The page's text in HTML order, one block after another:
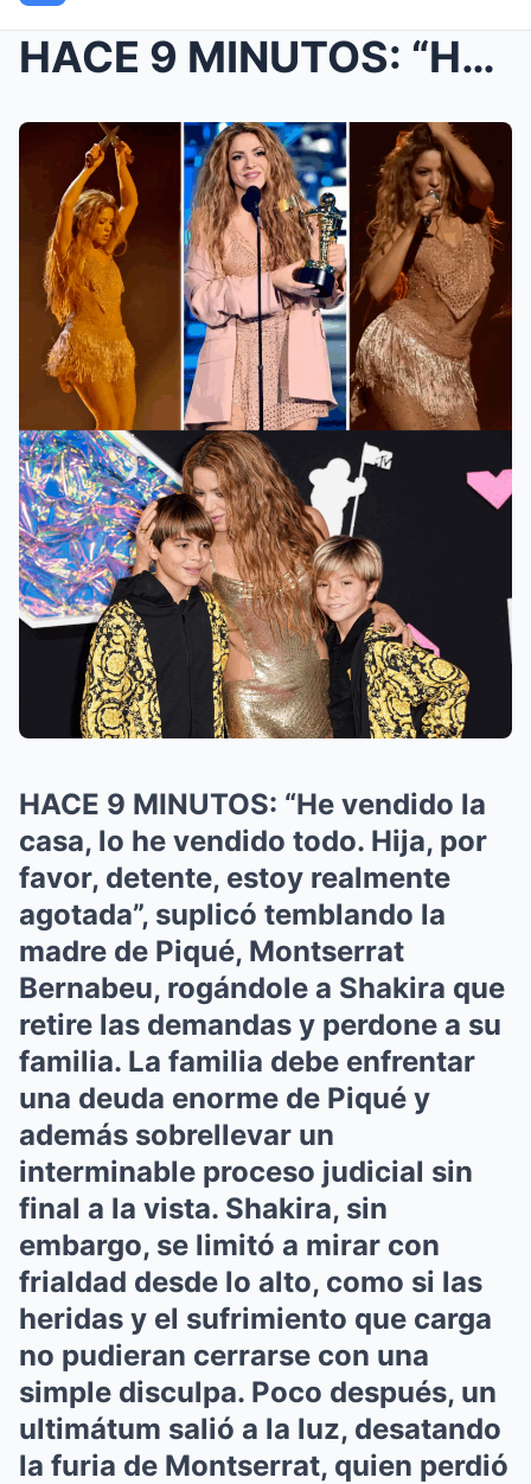
HACE 9 MINUTOS: “He vendido la casa, lo he vendido...
HACE 9 MINUTOS: “He vendido la
casa, lo he vendido todo. Hija, por
favor, detente, estoy realmente
agotada”, suplicó temblando la
madre de Piqué, Montserrat
Bernabeu, rogándole a Shakira que
retire las demandas y perdone a su
familia. La familia debe enfrentar
una deuda enorme de Piqué y
además sobrellevar un
interminable proceso judicial sin
final a la vista. Shakira, sin
embargo, se limitó a mirar con
frialdad desde lo alto, como si las
heridas y el sufrimiento que carga
no pudieran cerrarse con una
simple disculpa. Poco después, un
ultimátum salió a la luz, desatando
la furia de Montserrat, quien perdió